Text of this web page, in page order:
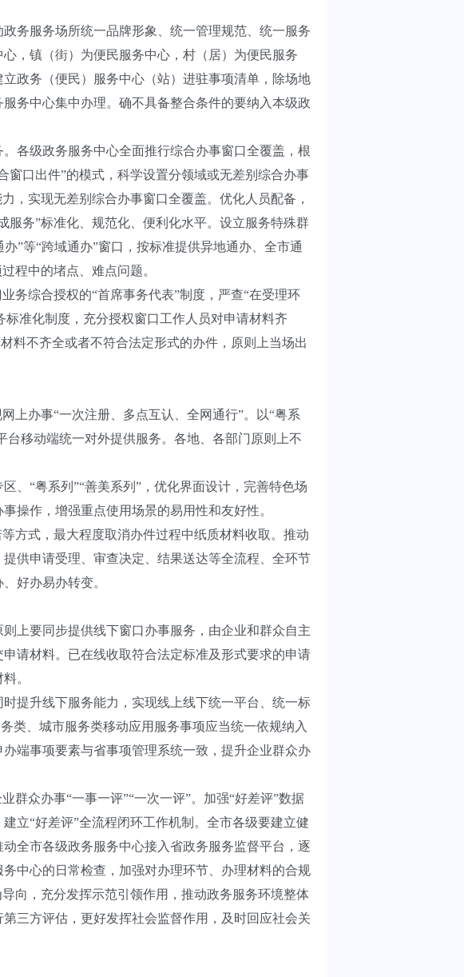
服务场所统一品牌形象、统一管理规范、统一服务
，镇（街）为便民服务中心，村（居）为便民服务
政务（便民）服务中心（站）进驻事项清单，除场地
务中心集中办理。确不具备整合条件的要纳入本级政
级政务服务中心全面推行综合办事窗口全覆盖，根
口出件”的模式，科学设置分领域或无差别综合办事
，实现无差别综合办事窗口全覆盖。优化人员配备，
务”标准化、规范化、便利化水平。设立服务特殊群
”等“跨域通办”窗口，按标准提供异地通办、全市通
程中的堵点、难点问题。
综合授权的“首席事务代表”制度，严查“在受理环
准化制度，充分授权窗口工作人员对申请材料齐
料不齐全或者不符合法定形式的办件，原则上当场出
办事“一次注册、多点互认、全网通行”。以“粤系
台移动端统一对外提供服务。各地、各部门原则上不
“粤系列”“善美系列”，优化界面设计，完善特色场
操作，增强重点使用场景的易用性和友好性。
式，最大程度取消办件过程中纸质材料收取。推动
供申请受理、审查决定、结果送达等全流程、全环节
好办易办转变。
要同步提供线下窗口办事服务，由企业和群众自主
请材料。已在线收取符合法定标准及形式要求的申请
。
升线下服务能力，实现线上线下统一平台、统一标
类、城市服务类移动应用服务事项应当统一依规纳入
端事项要素与省事项管理系统一致，提升企业群众办
众办事“一事一评”“一次一评”。加强“好差评”数据
立“好差评”全流程闭环工作机制。全市各级要建立健
全市各级政务服务中心接入省政务服务监督平台，逐
中心的日常检查，加强对办理环节、办理材料的合规
向，充分发挥示范引领作用，推动政务服务环境整体
三方评估，更好发挥社会监督作用，及时回应社会关